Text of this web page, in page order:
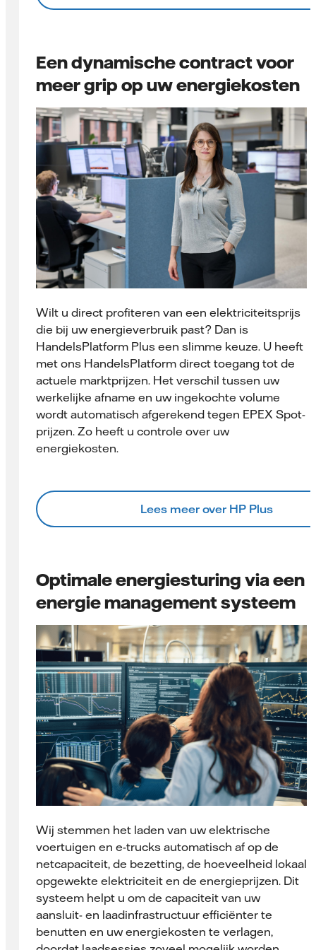
Een dynamische contract voor
meer grip op uw energiekosten
Wilt u direct profiteren van een elektriciteitsprijs
die bij uw energieverbruik past? Dan is
HandelsPlatform Plus een slimme keuze. U heeft
met ons HandelsPlatform direct toegang tot de
actuele marktprijzen. Het verschil tussen uw
werkelijke afname en uw ingekochte volume
wordt automatisch afgerekend tegen EPEX Spot-
prijzen. Zo heeft u controle over uw
energiekosten.
Lees meer over HP Plus
Optimale energiesturing via een
energie management systeem
Wij stemmen het laden van uw elektrische
voertuigen en e-trucks automatisch af op de
netcapaciteit, de bezetting, de hoeveelheid lokaal
opgewekte elektriciteit en de energieprijzen. Dit
systeem helpt u om de capaciteit van uw
aansluit- en laadinfrastructuur efficiënter te
benutten en uw energiekosten te verlagen,